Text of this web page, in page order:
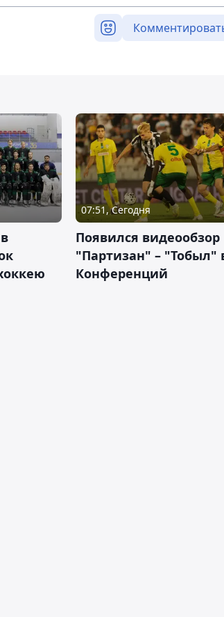
07:51, Сегодня
Появился
"Партизан" – "Тобыл"
Конференций